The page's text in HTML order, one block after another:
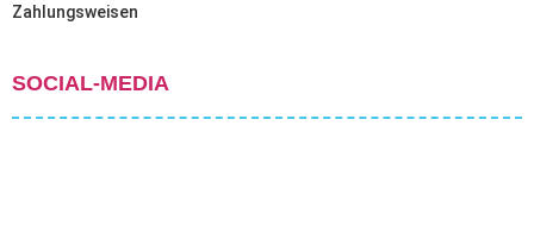
Zahlungsweisen
SOCIAL-MEDIA